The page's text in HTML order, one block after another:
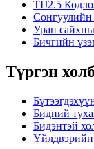
TIJ2.5
Сонгуулийн
Уран
Бичгийн
Түргэн
Бидний
Бидэнтэй
Үйлдвэрийн